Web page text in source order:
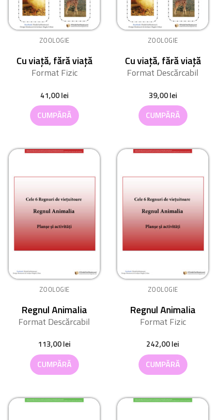
ZOOLOGIE
Cu viață, fără viață
Format Fizic
41,00lei
CUMPĂRĂ
ZOOLOGIE
Cu viață, fără viață
Format Descărcabil
39,00lei
CUMPĂRĂ
ZOOLOGIE
Regnul Animalia
Format Descărcabil
113,00lei
CUMPĂRĂ
ZOOLOGIE
Regnul Animalia
Format Fizic
242,00lei
CUMPĂRĂ